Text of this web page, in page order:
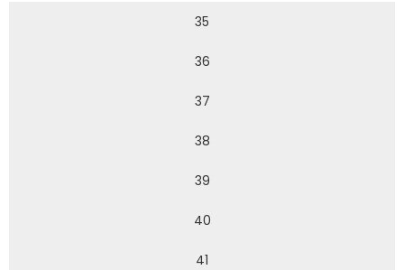
35
36
37
38
39
40
41